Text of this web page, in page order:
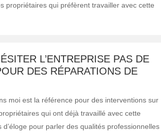
propriétaires qui préfèrent travailler avec cette
L’ENTREPRISE PAS DE
DES RÉPARATIONS DE
moi est la référence pour des interventions sur
qui ont déjà travaillé avec cette
pour parler des qualités professionnelles